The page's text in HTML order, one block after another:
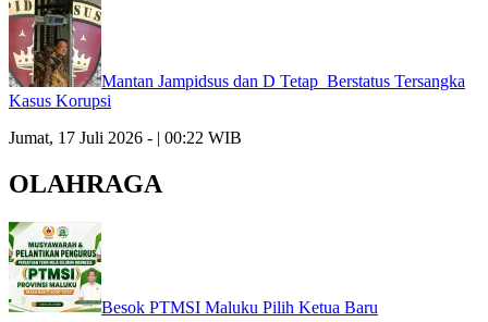
Mantan Jampidsus dan D Tetap Berstatus Tersangka
Kasus Korupsi
Jumat, 17 Juli 2026 - | 00:22 WIB
OLAHRAGA
Besok PTMSI Maluku Pilih Ketua Baru